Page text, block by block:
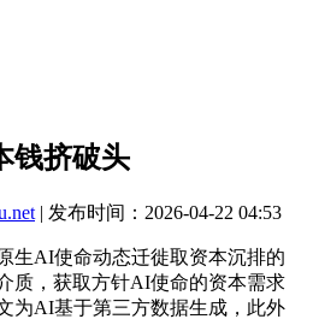
钱挤破头
| 发布时间：2026-04-22 04:53
AI使命动态迁徙取资本沉排的
质，获取方针AI使命的资本需求
为AI基于第三方数据生成，此外